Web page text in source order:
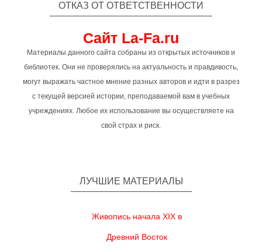
ОТКАЗ ОТ ОТВЕТСТВЕННОСТИ
Сайт La-Fa.ru
Материалы данного сайта собраны из открытых источников и
библиотек. Они не проверялись на актуальность и правдивость,
могут выражать частное мнение разных авторов и идти в разрез
с текущей версией истории, преподаваемой вам в учебных
учреждениях. Любое их использование вы осуществляете на
свой страх и риск.
ЛУЧШИЕ МАТЕРИАЛЫ
Живопись начала XIX в
Древний Восток